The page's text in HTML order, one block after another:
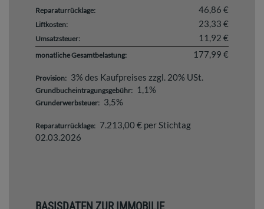
Reparaturrücklage: 46,86 €
Liftkosten: 23,33 €
Umsatzsteuer: 11,92 €
monatliche Gesamtbelastung: 177,99 €
Provision: 3% des Kaufpreises zzgl. 20% USt.
Grundbucheintragungsgebühr: 1,1%
Grunderwerbsteuer: 3,5%
Reparaturrücklage: 7.213,00 € per Stichtag
02.03.2026